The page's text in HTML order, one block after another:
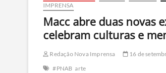
IMPRENSA
Macc abre duas novas
celebram culturas e
Redação Nova Imprensa
16 de
#PNAB arte